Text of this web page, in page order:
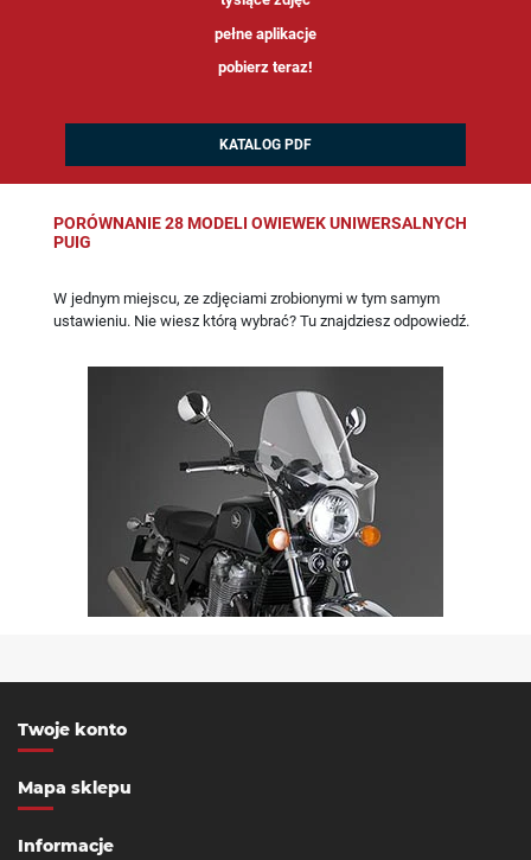
pełne aplikacje
pobierz teraz!
KATALOG PDF
PORÓWNANIE 28 MODELI OWIEWEK UNIWERSALNYCH
PUIG
W jednym miejscu, ze zdjęciami zrobionymi w tym samym
ustawieniu. Nie wiesz którą wybrać? Tu znajdziesz odpowiedź.
Twoje konto
Mapa sklepu
Informacje